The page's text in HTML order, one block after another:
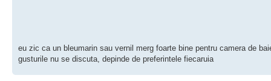
eu zic ca un bleumarin sau vernil merg foarte bine pentru camera de
gusturile nu se discuta, depinde de preferintele fiecaruia